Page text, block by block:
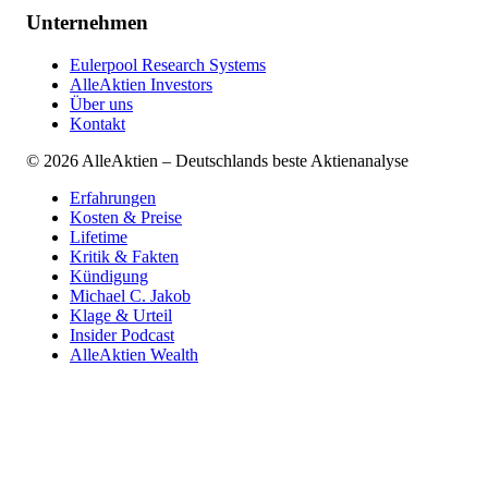
Unternehmen
Eulerpool Research Systems
AlleAktien Investors
Über uns
Kontakt
© 2026 AlleAktien – Deutschlands beste Aktienanalyse
Erfahrungen
Kosten & Preise
Lifetime
Kritik & Fakten
Kündigung
Michael C. Jakob
Klage & Urteil
Insider Podcast
AlleAktien Wealth